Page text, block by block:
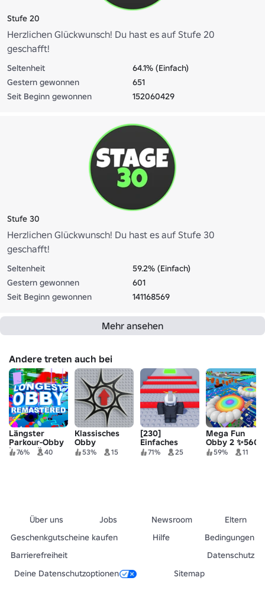
Stufe 20
Herzlichen Glückwunsch! Du hast es auf Stufe 20
geschafft!
Seltenheit
64.1% (Einfach)
Gestern gewonnen
651
Seit Beginn gewonnen
152060429
Stufe 30
Herzlichen Glückwunsch! Du hast es auf Stufe 30
geschafft!
Seltenheit
59.2% (Einfach)
Gestern gewonnen
601
Seit Beginn gewonnen
141168569
Mehr ansehen
Andere treten auch bei
Längster
Parkour-Obby
| 2910 🎉
76% 40
Klassisches
Obby
53% 15
[230]
Einfaches
Obby
71% 25
Mega Fun
Obby 2 ✨560
Stufen!
59% 11
Über uns Jobs Newsroom
Eltern
Geschenkgutscheine kaufen
Hilfe
Bedingungen
Barrierefreiheit
Datenschutz
Deine Datenschutzoptionen
Sitemap